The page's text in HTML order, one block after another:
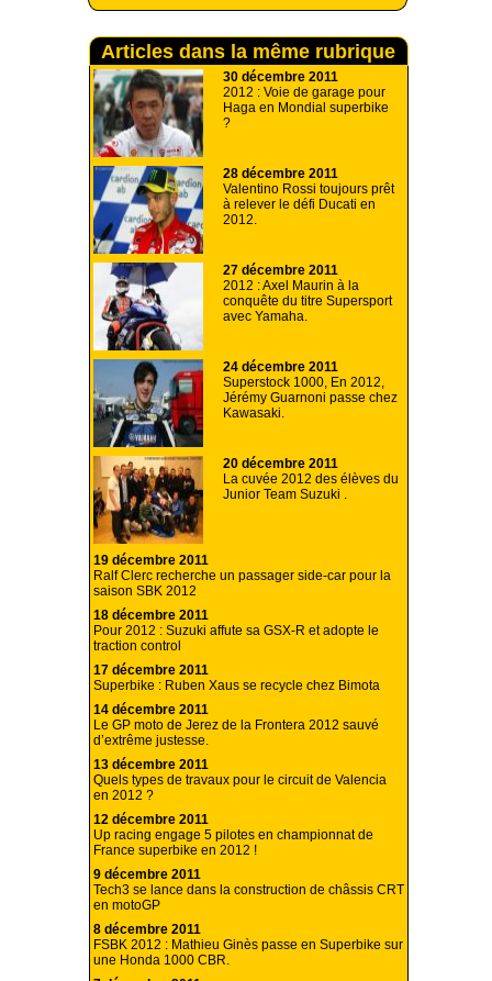
Articles dans la même rubrique
30 décembre 2011
2012 : Voie de garage pour
Haga en Mondial superbike
?
28 décembre 2011
Valentino Rossi toujours prêt
à relever le défi Ducati en
2012.
27 décembre 2011
2012 : Axel Maurin à la
conquête du titre Supersport
avec Yamaha.
24 décembre 2011
Superstock 1000, En 2012,
Jérémy Guarnoni passe chez
Kawasaki.
20 décembre 2011
La cuvée 2012 des élèves du
Junior Team Suzuki .
19 décembre 2011
Ralf Clerc recherche un passager side-car pour la
saison SBK 2012
18 décembre 2011
Pour 2012 : Suzuki affute sa GSX-R et adopte le
traction control
17 décembre 2011
Superbike : Ruben Xaus se recycle chez Bimota
14 décembre 2011
Le GP moto de Jerez de la Frontera 2012 sauvé
d’extrême justesse.
13 décembre 2011
Quels types de travaux pour le circuit de Valencia
en 2012 ?
12 décembre 2011
Up racing engage 5 pilotes en championnat de
France superbike en 2012 !
9 décembre 2011
Tech3 se lance dans la construction de châssis CRT
en motoGP
8 décembre 2011
FSBK 2012 : Mathieu Ginès passe en Superbike sur
une Honda 1000 CBR.